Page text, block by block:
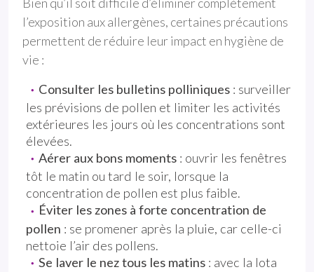
l’exposition aux allergènes, certaines précautions
permettent de réduire leur impact en hygiène de
vie :
Consulter les bulletins polliniques : surveiller
les prévisions de pollen et limiter les activités
extérieures les jours où les concentrations sont
élevées.
Aérer aux bons moments : ouvrir les fenêtres
tôt le matin ou tard le soir, lorsque la
concentration de pollen est plus faible.
Éviter les zones à forte concentration de
pollen : se promener après la pluie, car celle-ci
nettoie l’air des pollens.
Se laver le nez tous les matins : avec la lota